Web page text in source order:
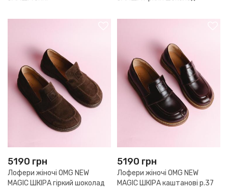
5190 грн
Лофери жіночі OMG NEW
MAGIC ШКІРА гіркий шоколад
5190 грн
Лофери жіночі OMG NEW
MAGIC ШКІРА каштанові р.37